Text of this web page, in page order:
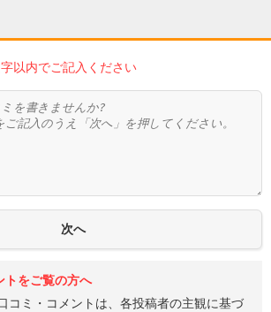
以内でご記入ください
トをご覧の方へ
コミ・コメントは、各投稿者の主観に基づ